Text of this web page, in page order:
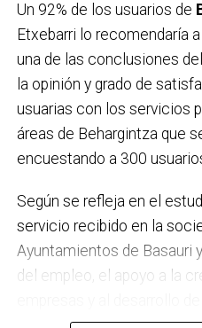
Un 92% de los usuarios de
Etxebarri lo recomendaría
una de las conclusiones
la opinión y grado de
usuarias con los servicios
áreas de Behargintza que
encuestando a 300
Según se refleja en el
servicio recibido en la
Ayuntamientos de Basauri
del empleo, el apoyo a la